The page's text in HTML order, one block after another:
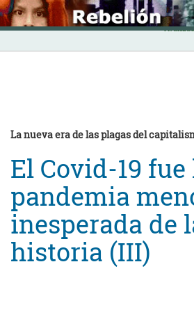
Skip
to
content
INICIO
La nueva era de las plagas del
El Covid-19 fue
pandemia
inesperada de
historia (III)